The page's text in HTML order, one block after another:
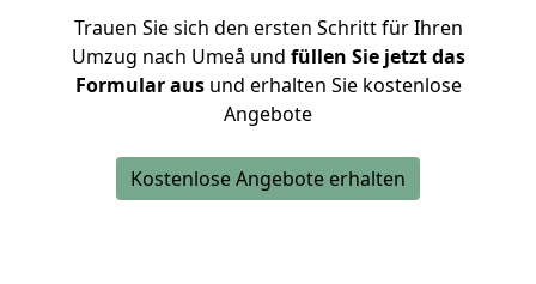
Trauen Sie sich den ersten Schritt für Ihren
Umzug nach Umeå und füllen Sie jetzt das
Formular ausund erhalten Sie kostenlose
Angebote
Kostenlose Angebote erhalten